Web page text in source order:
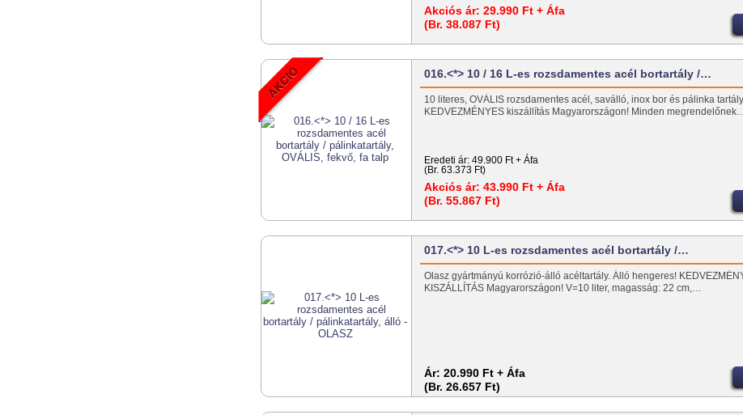
Akciós ár: 29.990 Ft + Áfa
(Br. 38.087 Ft)
016.<*> 10 / 16 L-es rozsdamentes acél bortartály /…
10 literes, OVÁLIS rozsdamentes acél, saválló, inox bor és pálinka
KEDVEZMÉNYES kiszállítás Magyarországon! Minden
Eredeti ár: 49.900 Ft + Áfa
(Br. 63.373 Ft)
Akciós ár: 43.990 Ft + Áfa
(Br. 55.867 Ft)
017.<*> 10 L-es rozsdamentes acél bortartály /…
Olasz gyártmányú korrózió-álló acéltartály. Álló hengeres!
KISZÁLLÍTÁS Magyarországon! V=10 liter, magasság: 22 cm,…
Ár: 20.990 Ft + Áfa
(Br. 26.657 Ft)